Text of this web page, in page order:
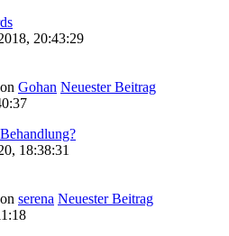
20:43:29
Gohan Neuester Beitrag
18:38:31
serena Neuester Beitrag